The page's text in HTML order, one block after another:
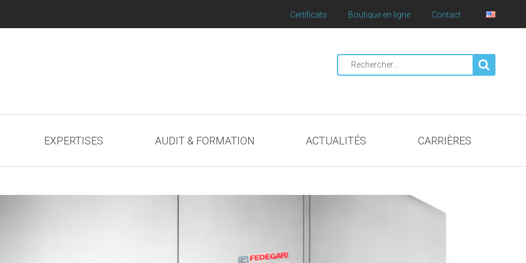
Certificats Boutique en ligne Contact
Rechercher
:
EXPERTISES AUDIT & FORMATION ACTUALITÉS CARRIÈRES